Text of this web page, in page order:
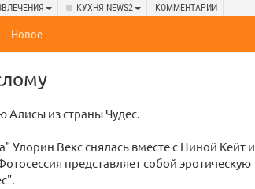
КУХНЯ NEWS2 КОММЕНТАРИИ
Новое
из страны Чудес.
Улорин Векс снялась вместе с Ниной Кейт и
представляет собой эротическую